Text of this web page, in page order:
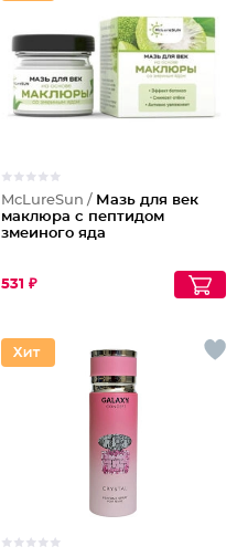
McLureSun / Мазь для век
маклюра с пептидом
змеиного яда
531 ₽